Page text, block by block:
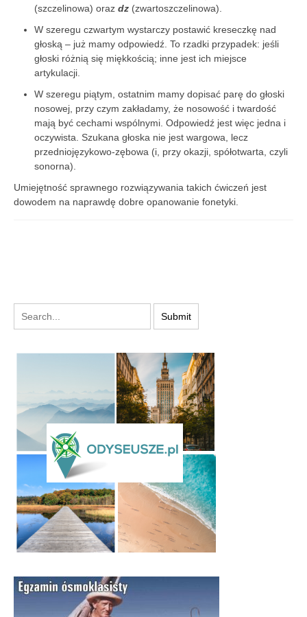
(szczelinowa) oraz dz (zwartoszczelinowa).
W szeregu czwartym wystarczy postawić kreseczkę nad
głoską – już mamy odpowiedź. To rzadki przypadek: jeśli
głoski różnią się miękkością; inne jest ich miejsce
artykulacji.
W szeregu piątym, ostatnim mamy dopisać parę do głoski
nosowej, przy czym zakładamy, że nosowość i twardość
mają być cechami wspólnymi. Odpowiedź jest więc jedna i
oczywista. Szukana głoska nie jest wargowa, lecz
przedniojęzykowo-zębowa (i, przy okazji, spółotwarta, czyli
sonorna).
Umiejętność sprawnego rozwiązywania takich ćwiczeń jest
dowodem na naprawdę dobre opanowanie fonetyki.